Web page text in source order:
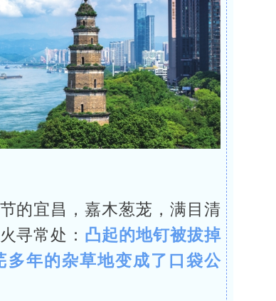
的宜昌，嘉木葱茏，满目清
寻常处： 凸起的地钉被拔掉
多年的杂草地变成了口袋公